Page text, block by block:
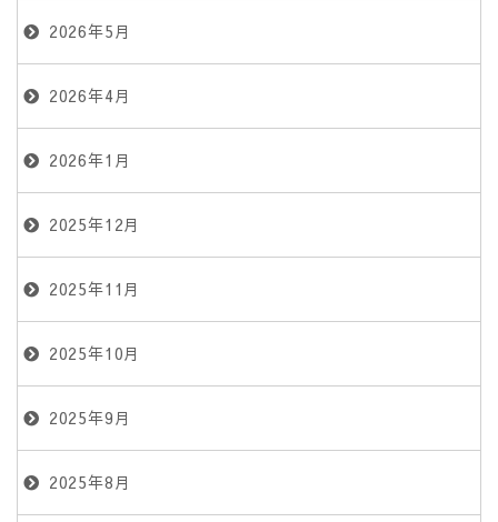
2026年5月
2026年4月
2026年1月
2025年12月
2025年11月
2025年10月
2025年9月
2025年8月